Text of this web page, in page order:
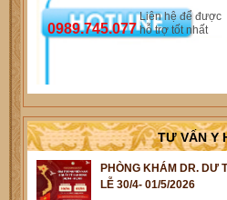
0989.745.077
Liên hệ để được
hỗ trợ tốt nhất
TƯ VẤN Y
PHÒNG KHÁM DR. DƯ
LỄ 30/4- 01/5/2026